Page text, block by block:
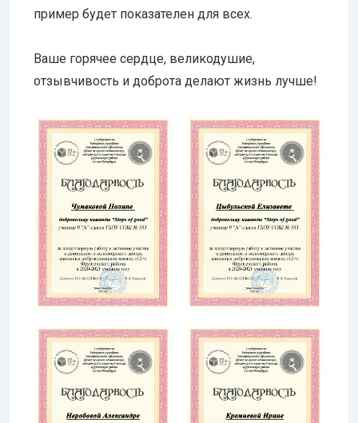
пример будет показателен для всех.
Ваше горячее сердце, великодушие,
отзывчивость и доброта делают жизнь лучше!